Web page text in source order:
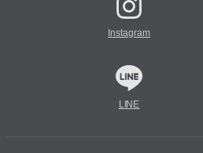
Instagram
LINE